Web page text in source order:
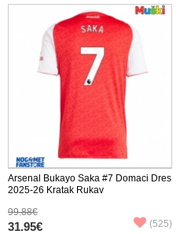
Arsenal Bukayo Saka #7 Domaci Dres
2025-26 Kratak Rukav
99.88€
31.95€ (525)